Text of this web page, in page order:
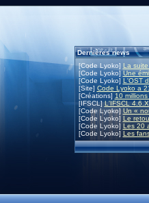
Dernières news
[Code Lyoko] La
[Code Lyoko]Une
[Code Lyoko] L'OST
[Site] Code Lyoko a
[Créations] 10
[IFSCL]L'IFSCL
[Code Lyoko] Un «
[Code Lyoko] Le
[Code Lyoko] Les 20
[Code Lyoko] Les